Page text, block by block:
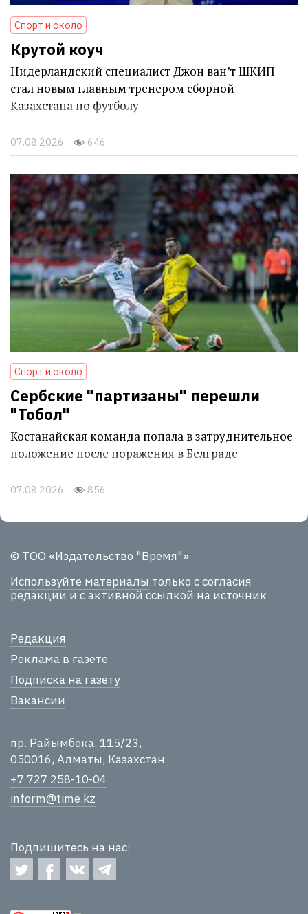
Спорт и около
Крутой коуч
Нидерландский специалист Джон ван’т ШКИП
стал новым главным тренером сборной
Казахстана по футболу
07.08.2026 646
Спорт и около
Сербские "партизаны" перешли
"Тобол"
Костанайская команда попала в затруднительное
положение после поражения в Белграде
07.08.2026 856
© ТОО «Издательство "Время"»
Используйте материалы только с согласия
редакции и с активной ссылкой на источник
Редакция
Реклама в газете
Подписка на газету
Вакансии
пр. Райымбека, 115/23,
050016, Алматы, Казахстан
+7 727 258-10-04
inform@time.kz
Подпишитесь на нас: